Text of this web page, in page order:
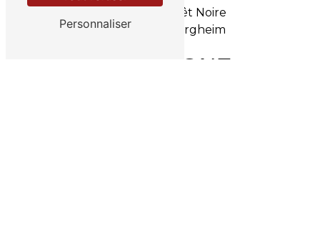
6 Rue de la Forêt Noire
68127 Niederhergheim
TÉLÉPHONE
Personnaliser